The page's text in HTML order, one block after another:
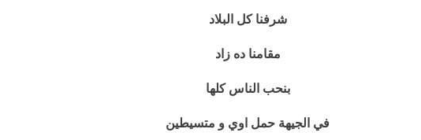
شرفنا كل البلاد
مقامنا ده زاد
بنحب الناس كلها
في الجيهة حمل اوي و متسيطين